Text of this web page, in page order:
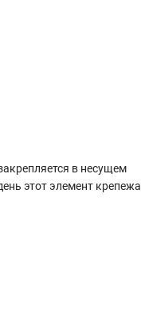
в несущем
этот элемент крепежа